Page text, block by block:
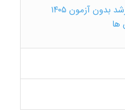
فراخوان ثبت نام کارشناسی ارشد بدون آزمون ۱۴۰۵
ها